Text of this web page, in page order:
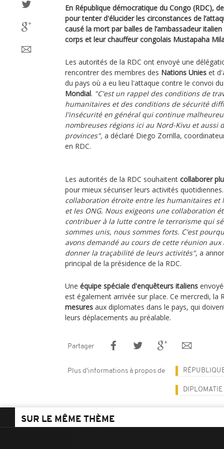
En République démocratique du Congo (RDC),
pour tenter d'élucider les circonstances de
causé la mort par balles de l’ambassadeur
corps et leur chauffeur congolais Mustapaha
Les autorités de la RDC ont envoyé une
rencontrer des membres des Nations Unies et
du pays où a eu lieu l'attaque contre le convoi du
Mondial. "C'est un rappel des conditions de
humanitaires et des conditions de sécurité
l'insécurité en général qui continue
nombreuses régions ici au Nord-Kivu et aussi
provinces", a déclaré Diego Zorrilla,
en RDC.
Les autorités de la RDC souhaitent collaborer
pour mieux sécuriser leurs activités quotidiennes.
collaboration étroite entre les humanitaires et
et les ONG. Nous exigeons une collaboration
contribuer à la lutte contre le terrorisme qui
sommes unis, nous sommes forts. C'est
avons demandé au cours de cette réunion
donner la traçabilité de leurs activités", a
principal de la présidence de la RDC.
Une équipe spéciale d'enquêteurs italiens
est également arrivée sur place. Ce mercredi, la
mesures aux diplomates dans le pays, qui
leurs déplacements au préalable.
Partager
Plus d'informations à propos de
DIPLOMATIE
SUR LE MÊME THÈME